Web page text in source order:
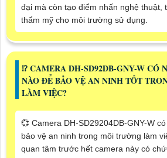
đại mà còn tạo điểm nhấn nghệ thuật,
thẩm mỹ cho môi trường sử dụng.
⁉️ CAMERA DH-SD92DB-GNY-W CÓ
NÀO ĐỂ BẢO VỆ AN NINH TỐT
LÀM VIỆC?
💞 Camera DH-SD29204DB-GNY-W
bảo vệ an ninh trong môi trường làm
quan tâm trước hết camera này có